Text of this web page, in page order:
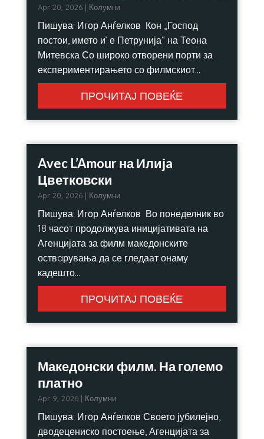
Apr 20, 2026| Колумни
Пишува: Игор Анѓелков Кон „Господ
постои, името и’ е Петрунија“ на Теона
Митевска Со широко отворени порти за
експериментирањето со филмскиот...
ПРОЧИТАЈ ПОВЕЌЕ
Avec L’Amour на Илијa
Цветковски
Apr 20, 2026| Колумни
Пишува: Игор Анѓелков Во понеделник во
18 часот продолжува иницијативата на
Агенцијата за филм македонските
оствaрувања да се гледаат онаму
кадешто...
ПРОЧИТАЈ ПОВЕЌЕ
Македонски филм. На големо
платно
Apr 9, 2026| Колумни
Пишува: Игор Анѓелков Своето јубилејно,
дводецениско постоење, Агенцијата за